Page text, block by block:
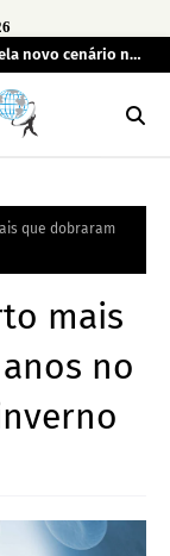
novo cenário na
que dobraram
mais
no